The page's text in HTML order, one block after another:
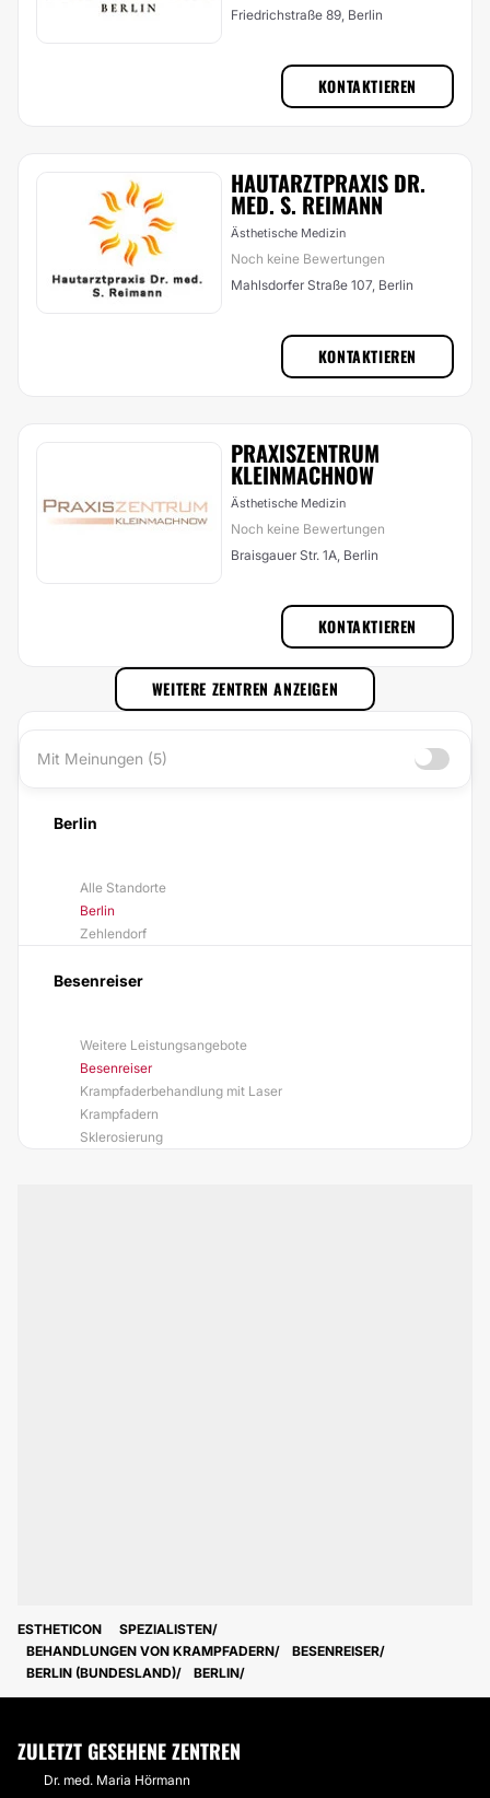
Friedrichstraße 89, Berlin
KONTAKTIEREN
HAUTARZTPRAXIS DR.
MED. S. REIMANN
Ästhetische Medizin
Noch keine Bewertungen
Mahlsdorfer Straße 107, Berlin
KONTAKTIEREN
PRAXISZENTRUM
KLEINMACHNOW
Ästhetische Medizin
Noch keine Bewertungen
Braisgauer Str. 1A, Berlin
KONTAKTIEREN
WEITERE ZENTREN ANZEIGEN
Mit Meinungen (5)
Berlin
Alle Standorte
Berlin
Zehlendorf
Besenreiser
Weitere Leistungsangebote
Besenreiser
Krampfaderbehandlung mit Laser
Krampfadern
Sklerosierung
ESTHETICON
SPEZIALISTEN
BEHANDLUNGEN VON KRAMPFADERN
BESENREISER
BERLIN (BUNDESLAND)
BERLIN
ZULETZT GESEHENE ZENTREN
Dr. med. Maria Hörmann